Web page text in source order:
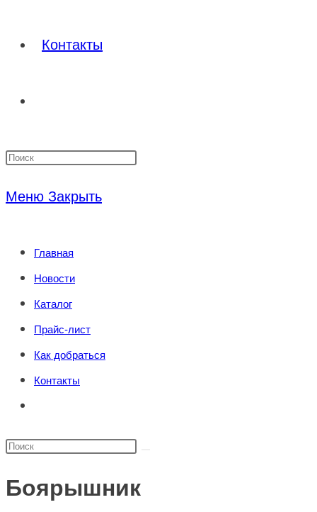
Контакты
поиск
сайту
Нажмите
Меню Закрыть
Главная
Новости
Каталог
Прайс-лист
Как добраться
Контакты
по
Поиск
сайте
Боярышник